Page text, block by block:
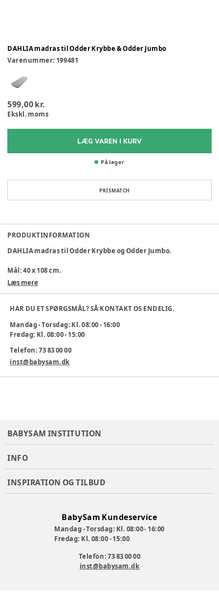
DAHLIA madras til Odder Krybbe & Odder Jumbo
Varenummer: 199481
599,00 kr.
Ekskl. moms
LÆG VAREN I KURV
På lager
PRISMATCH
PRODUKTINFORMATION
DAHLIA madrastil Odder Krybbe og Odder Jumbo.
Mål:40 x 108 cm.
DAHLIA betrækket:
• Antibakterielt.
• OEKO-TEX® godkendt materiale.
• Strækbart i begge retninger (bi-elastisk).
• Kan vaskes ved 95°.
• Kan afsprittes.
Læs mere
HAR DU ET SPØRGSMÅL? SÅ KONTAKT OS ENDELIG.
Mandag - Torsdag: Kl. 08:00 - 16:00
Fredag: Kl. 08:00 - 15:00
Telefon: 73 83 00 00
inst@babysam.dk
BABYSAM INSTITUTION
INFO
INSPIRATION OG TILBUD
BabySam Kundeservice
Mandag - Torsdag: Kl. 08:00 - 16:00
Fredag: Kl. 08:00 - 15:00
Telefon: 73 83 00 00
inst@babysam.dk